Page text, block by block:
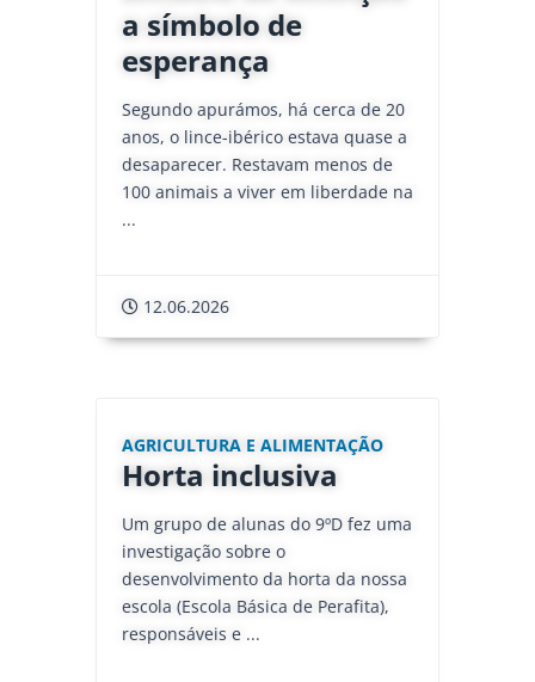
a símbolo de
esperança
Segundo apurámos, há cerca de 20
anos, o lince-ibérico estava quase a
desaparecer. Restavam menos de
100 animais a viver em liberdade na
...
12.06.2026
AGRICULTURA E ALIMENTAÇÃO
Horta inclusiva
Um grupo de alunas do 9ºD fez uma
investigação sobre o
desenvolvimento da horta da nossa
escola (Escola Básica de Perafita),
responsáveis e ...